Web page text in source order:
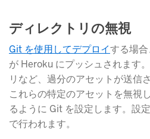
ディレクトリの無視
Git を使用してデプロイする場
が Heroku にプッシュされます。
リなど、過分のアセットが送信
これらの特定のアセットを無視
るように Git を設定します。設
で行われます。